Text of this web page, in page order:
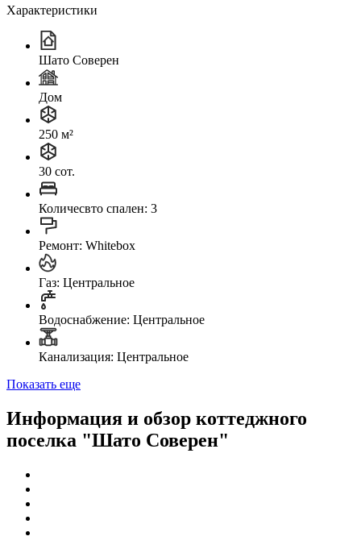
Характеристики
Шато Соверен
Дом
250 м²
30 сот.
Количесвто спален: 3
Ремонт: Whitebox
Газ: Центральное
Водоснабжение: Центральное
Канализация: Центральное
Показать еще
Информация и обзор коттеджного
поселка "Шато Соверен"